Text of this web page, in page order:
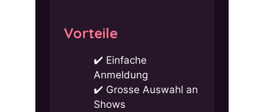
Vorteile
Einfache
Anmeldung
Grosse Auswahl an
Shows